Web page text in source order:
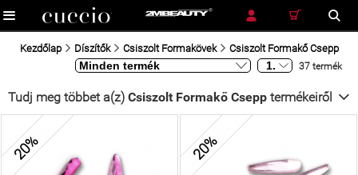
RÉSZLETES KERESÉS
Kezdőlap Díszítők Csiszolt Formakövek Csiszolt Formakő Csepp
37 termék
Tudj meg többet a(z) Csiszolt Formakő Csepp termékeiről
20% 20%